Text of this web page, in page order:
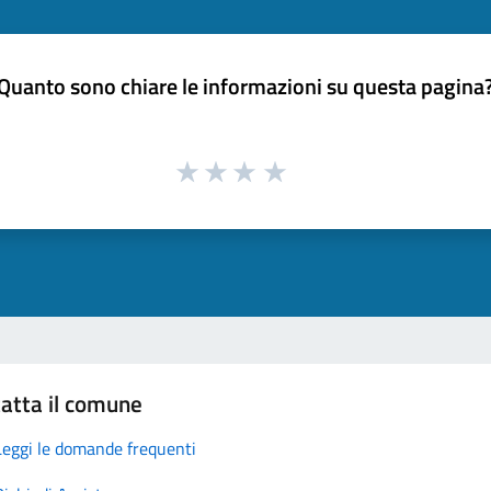
sono chiare le informazioni su questa
il comune
le domande frequenti